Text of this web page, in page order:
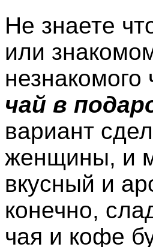
Не знаете
или
чай в
вариант
женщины, и
вкусный и
конечно,
чая и кофе